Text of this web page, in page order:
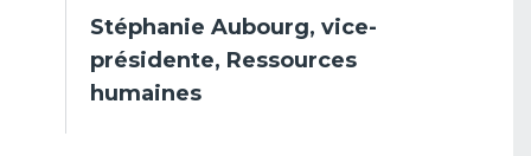
Stéphanie Aubourg, vice-
présidente, Ressources
humaines